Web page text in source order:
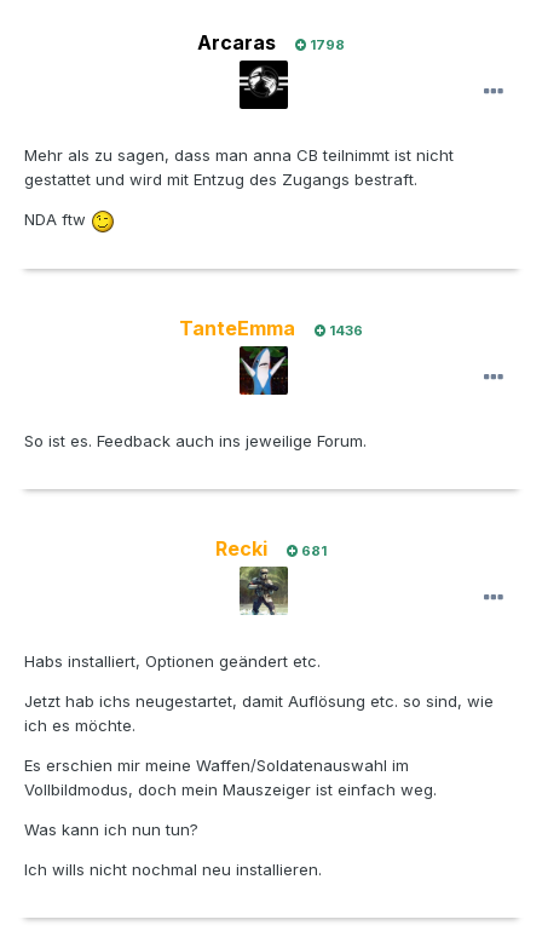
Arcaras 1798
Mehr als zu sagen, dass man anna CB teilnimmt ist nicht
gestattet und wird mit Entzug des Zugangs bestraft.
NDA ftw
TanteEmma 1436
So ist es. Feedback auch ins jeweilige Forum.
Recki 681
Habs installiert, Optionen geändert etc.
Jetzt hab ichs neugestartet, damit Auflösung etc. so sind, wie
ich es möchte.
Es erschien mir meine Waffen/Soldatenauswahl im
Vollbildmodus, doch mein Mauszeiger ist einfach weg.
Was kann ich nun tun?
Ich wills nicht nochmal neu installieren.